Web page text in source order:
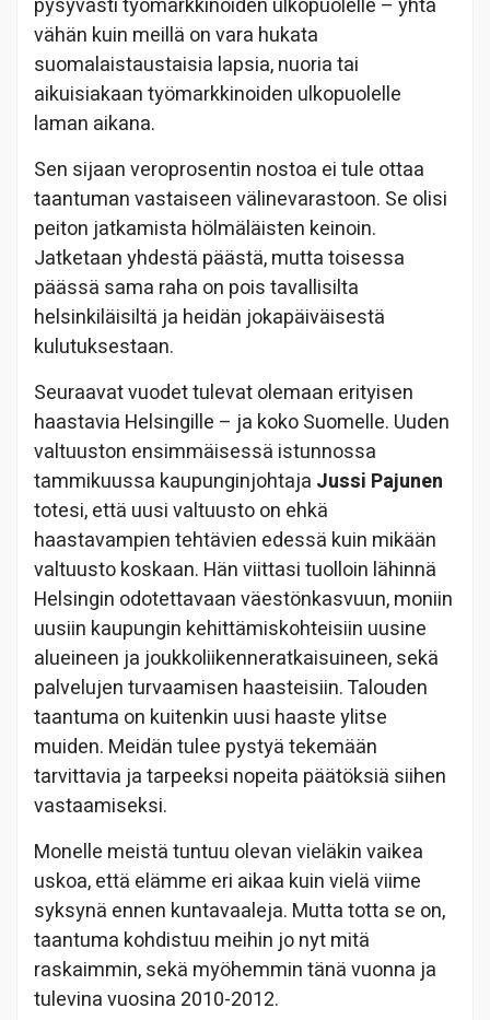
pysyvästi työmarkkinoiden ulkopuolelle – yhtä
vähän kuin meillä on vara hukata
suomalaistaustaisia lapsia, nuoria tai
aikuisiakaan työmarkkinoiden ulkopuolelle
laman aikana.
Sen sijaan veroprosentin nostoa ei tule ottaa
taantuman vastaiseen välinevarastoon. Se olisi
peiton jatkamista hölmäläisten keinoin.
Jatketaan yhdestä päästä, mutta toisessa
päässä sama raha on pois tavallisilta
helsinkiläisiltä ja heidän jokapäiväisestä
kulutuksestaan.
Seuraavat vuodet tulevat olemaan erityisen
haastavia Helsingille – ja koko Suomelle. Uuden
valtuuston ensimmäisessä istunnossa
tammikuussa kaupunginjohtaja Jussi Pajunen
totesi, että uusi valtuusto on ehkä
haastavampien tehtävien edessä kuin mikään
valtuusto koskaan. Hän viittasi tuolloin lähinnä
Helsingin odotettavaan väestönkasvuun, moniin
uusiin kaupungin kehittämiskohteisiin uusine
alueineen ja joukkoliikenneratkaisuineen, sekä
palvelujen turvaamisen haasteisiin. Talouden
taantuma on kuitenkin uusi haaste ylitse
muiden. Meidän tulee pystyä tekemään
tarvittavia ja tarpeeksi nopeita päätöksiä siihen
vastaamiseksi.
Monelle meistä tuntuu olevan vieläkin vaikea
uskoa, että elämme eri aikaa kuin vielä viime
syksynä ennen kuntavaaleja. Mutta totta se on,
taantuma kohdistuu meihin jo nyt mitä
raskaimmin, sekä myöhemmin tänä vuonna ja
tulevina vuosina 2010-2012.